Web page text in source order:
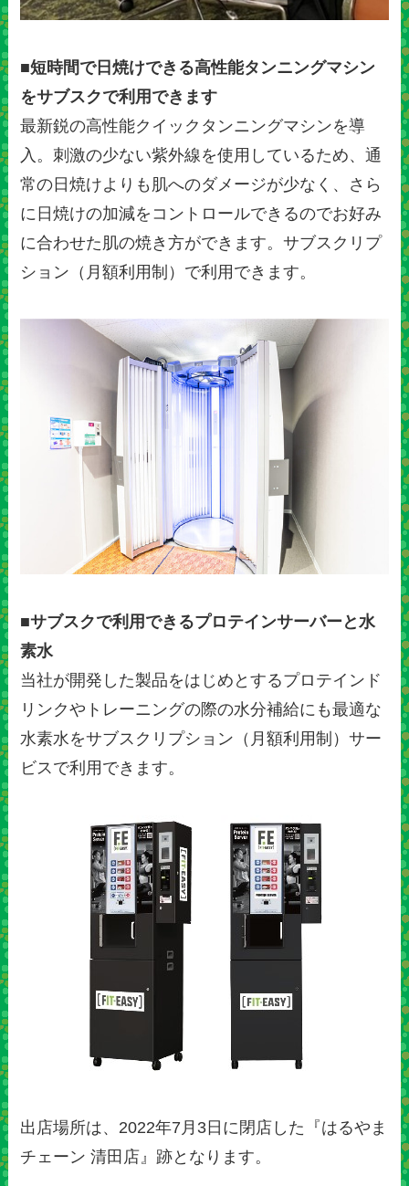
■短時間で日焼けできる高性能タンニングマシン
をサブスクで利用できます
最新鋭の高性能クイックタンニングマシンを導
入。刺激の少ない紫外線を使用しているため、通
常の日焼けよりも肌へのダメージが少なく、さら
に日焼けの加減をコントロールできるのでお好み
に合わせた肌の焼き方ができます。サブスクリプ
ション（月額利用制）で利用できます。
■サブスクで利用できるプロテインサーバーと水
素水
当社が開発した製品をはじめとするプロテインド
リンクやトレーニングの際の水分補給にも最適な
水素水をサブスクリプション（月額利用制）サー
ビスで利用できます。
出店場所は、2022年7月3日に閉店した『はるやま
チェーン 清田店』跡となります。